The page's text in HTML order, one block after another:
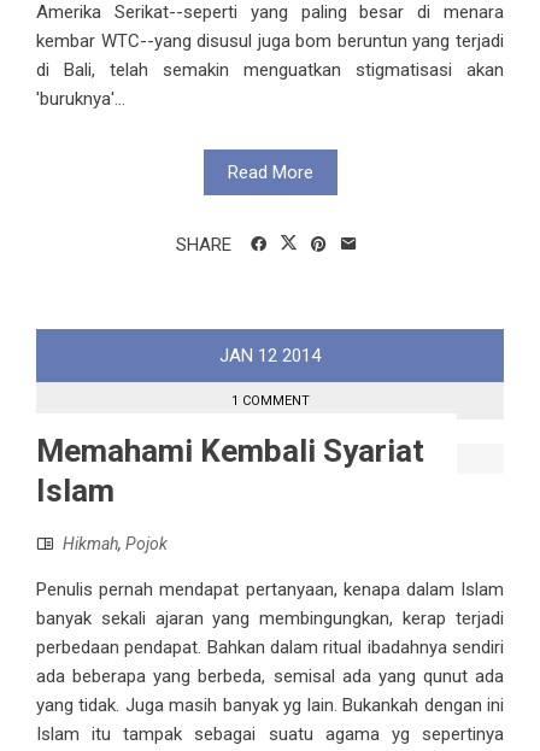
Amerika Serikat--seperti yang paling besar di menara
kembar WTC--yang disusul juga bom beruntun yang terjadi
di Bali, telah semakin menguatkan stigmatisasi akan
'buruknya'...
Read More
SHARE
JAN 12 2014
1 COMMENT
Memahami Kembali Syariat
Islam
Hikmah, Pojok
Penulis pernah mendapat pertanyaan, kenapa dalam Islam
banyak sekali ajaran yang membingungkan, kerap terjadi
perbedaan pendapat. Bahkan dalam ritual ibadahnya sendiri
ada beberapa yang berbeda, semisal ada yang qunut ada
yang tidak. Juga masih banyak yg lain. Bukankah dengan ini
Islam itu tampak sebagai suatu agama yg sepertinya